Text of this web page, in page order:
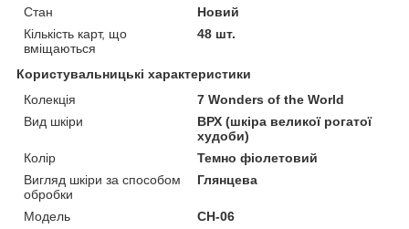
Стан
Новий
Кількість карт, що
вміщаються
48 шт.
Користувальницькі характеристики
Колекція
7 Wonders of the World
Вид шкіри
ВРХ (шкіра великої рогатої
худоби)
Колір
Темно фіолетовий
Вигляд шкіри за способом
обробки
Глянцева
Модель
CH-06